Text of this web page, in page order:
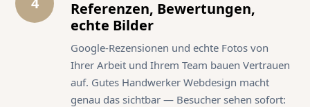
Referenzen, Bewertungen,
echte Bilder
Google-Rezensionen und echte Fotos von
Ihrer Arbeit und Ihrem Team bauen Vertrauen
auf. Gutes Handwerker Webdesign macht
genau das sichtbar — Besucher sehen sofort: